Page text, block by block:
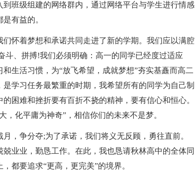
班级组建的网络群内，通过网络平台与学生进行情感
有益的。
怀着梦想和承诺共同走进了新的学期。我们应以满腔
斗、拼搏!我们必须明确：高一的同学已经度过适应
生活习惯，为“放飞希望，成就梦想”夯实基矗而高二
学习任务最繁重的时期，我希望所有的同学为自己制
困难和挫折要有百折不挠的精神，要有信心和恒心。
化平庸为神奇”，相信你们的未来不是梦。
，争分夺;为了承诺，我们将义无反顾，勇往直前。
业业，勤恳工作。在此，我也恳请秋林高中的全体同
都要追求“更高，更完美”的境界。